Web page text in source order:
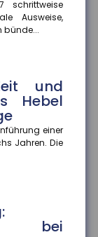
schrittweise
Ausweise,
bünde...
und
Hebel
einer
Jahren. Die
bei
eines
oft vor der